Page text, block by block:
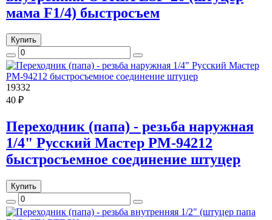
мама F1/4) быстросъем
Купить
19332
40 ₽
Переходник (папа) - резьба наружная
1/4" Русский Мастер РМ-94212
быстросъемное соединение штуцер
Купить